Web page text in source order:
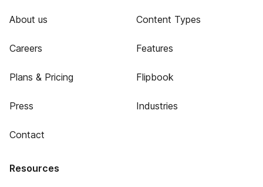
About us
Careers
Plans & Pricing
Press
Contact
Content Types
Features
Flipbook
Industries
Resources